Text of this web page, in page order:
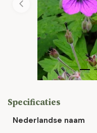
Specificaties
Nederlandse naam